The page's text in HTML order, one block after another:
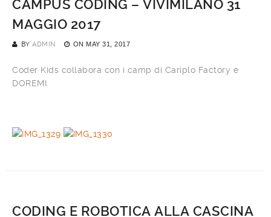
CAMPUS CODING – VIVIMILANO 31
MAGGIO 2017
BY ADMIN ON MAY 31, 2017
Coder Kids collabora con i camp di Cariplo Factory e
DOREMI.
CODING E ROBOTICA ALLA CASCINA